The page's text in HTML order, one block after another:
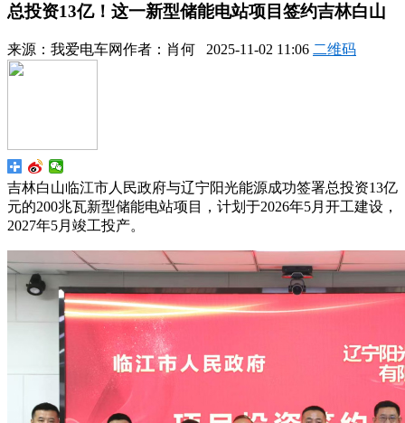
总投资13亿！这一新型储能电站项目签约吉林白山
来源： 我爱电车网作者： 肖何 2025-11-02 11:06 二维码
吉林白山临江市人民政府与辽宁阳光能源成功签署总投资13亿
元的200兆瓦新型储能电站项目，计划于2026年5月开工建设，
2027年5月竣工投产。